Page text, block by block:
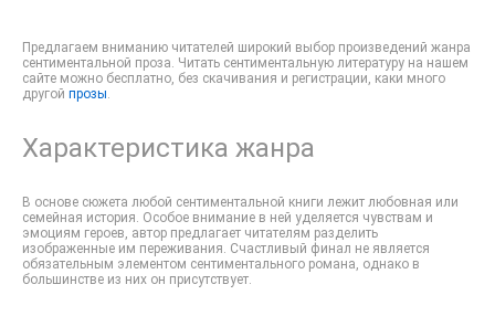
Предлагаем вниманию читателей широкий выбор произведений жанра
сентиментальной проза. Читать сентиментальную литературу на нашем
сайте можно бесплатно, без скачивания и регистрации, каки много
другой прозы.
Характеристика жанра
В основе сюжета любой сентиментальной книги лежит любовная или
семейная история. Особое внимание в ней уделяется чувствам и
эмоциям героев, автор предлагает читателям разделить
изображенные им переживания. Счастливый финал не является
обязательным элементом сентиментального романа, однако в
большинстве из них он присутствует.